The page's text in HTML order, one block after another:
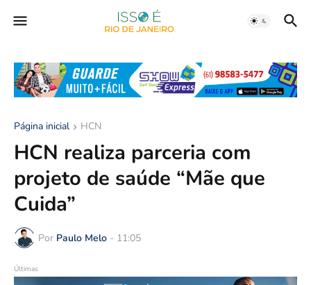
Página inicial HCN
HCN realiza parceria com
projeto de saúde “Mãe que
Cuida”
Por Paulo Melo - 11:05
Últimas